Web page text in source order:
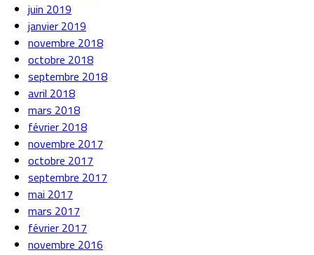
juin 2019
janvier 2019
novembre 2018
octobre 2018
septembre 2018
avril 2018
mars 2018
février 2018
novembre 2017
octobre 2017
septembre 2017
mai 2017
mars 2017
février 2017
novembre 2016